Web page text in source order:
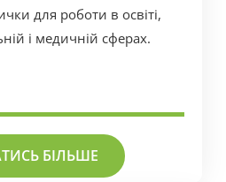
для роботи в освіті,
і медичній сферах.
БІЛЬШЕ